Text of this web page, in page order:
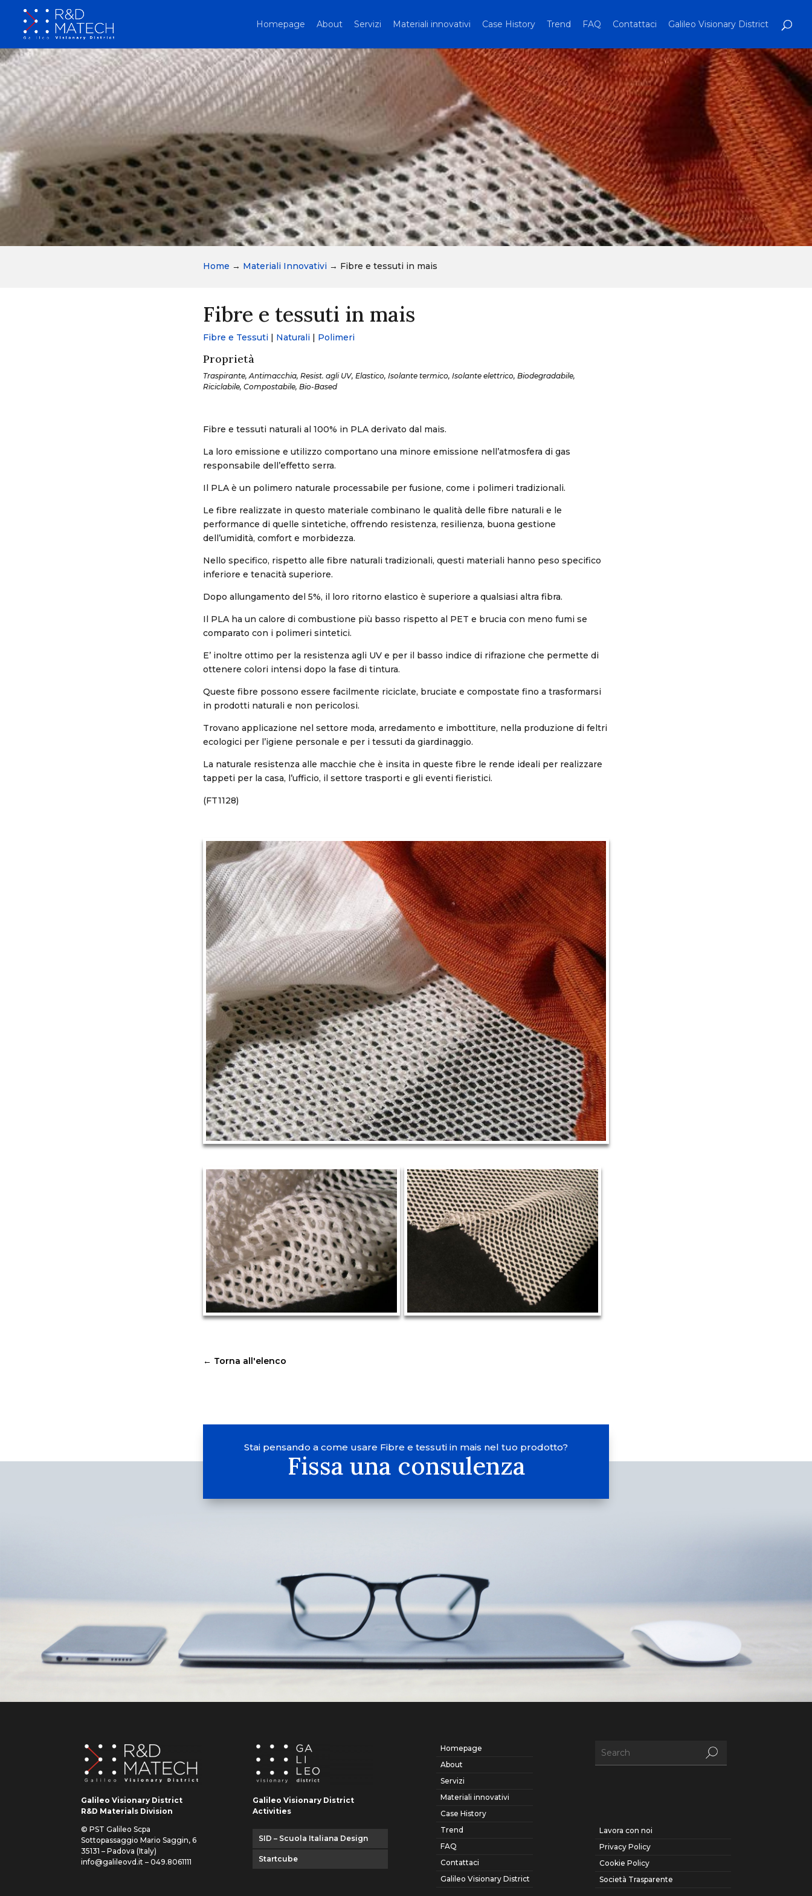
Homepage About Servizi Materiali innovativi Case History Trend FAQ Contattaci Galileo Visionary District
Home → Materiali Innovativi → Fibre e tessuti in mais
Fibre e tessuti in mais
Fibre e Tessuti | Naturali | Polimeri
Proprietà
Traspirante, Antimacchia, Resist. agli UV, Elastico, Isolante termico, Isolante elettrico, Biodegradabile,
Riciclabile, Compostabile, Bio-Based
Fibre e tessuti naturali al 100% in PLA derivato dal mais.
La loro emissione e utilizzo comportano una minore emissione nell’atmosfera di gas
responsabile dell’effetto serra.
Il PLA è un polimero naturale processabile per fusione, come i polimeri tradizionali.
Le fibre realizzate in questo materiale combinano le qualità delle fibre naturali e le
performance di quelle sintetiche, offrendo resistenza, resilienza, buona gestione
dell’umidità, comfort e morbidezza.
Nello specifico, rispetto alle fibre naturali tradizionali, questi materiali hanno peso specifico
inferiore e tenacità superiore.
Dopo allungamento del 5%, il loro ritorno elastico è superiore a qualsiasi altra fibra.
Il PLA ha un calore di combustione più basso rispetto al PET e brucia con meno fumi se
comparato con i polimeri sintetici.
E’ inoltre ottimo per la resistenza agli UV e per il basso indice di rifrazione che permette di
ottenere colori intensi dopo la fase di tintura.
Queste fibre possono essere facilmente riciclate, bruciate e compostate fino a trasformarsi
in prodotti naturali e non pericolosi.
Trovano applicazione nel settore moda, arredamento e imbottiture, nella produzione di feltri
ecologici per l’igiene personale e per i tessuti da giardinaggio.
La naturale resistenza alle macchie che è insita in queste fibre le rende ideali per realizzare
tappeti per la casa, l’ufficio, il settore trasporti e gli eventi fieristici.
(FT1128)
← Torna all'elenco
Stai pensando a come usare Fibre e tessuti in mais nel tuo prodotto?
Fissa una consulenza
Galileo Visionary District
R&D Materials Division
© PST Galileo Scpa
Sottopassaggio Mario Saggin, 6
35131 – Padova (Italy)
info@galileovd.it – 049.8061111
Galileo Visionary District
Activities
SID – Scuola Italiana Design
Startcube
Homepage
About
Servizi
Materiali innovativi
Case History
Trend
FAQ
Contattaci
Galileo Visionary District
Lavora con noi
Privacy Policy
Cookie Policy
Società Trasparente